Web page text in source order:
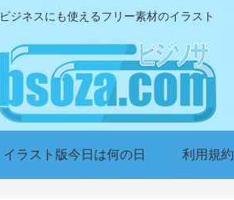
ビジネスにも使えるフリー素材のイラスト
イラスト版今日は何の日 利用規約